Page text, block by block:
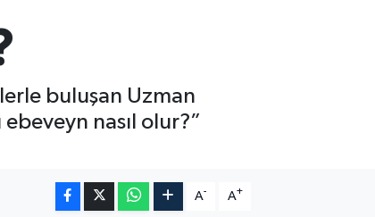
buluşan Uzman
nasıl olur?”
A- A+